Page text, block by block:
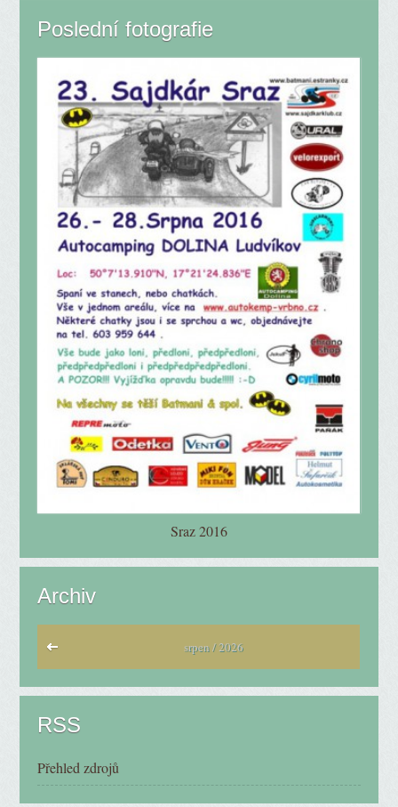
Poslední fotografie
Sraz 2016
Archiv
srpen / 2026
RSS
Přehled zdrojů